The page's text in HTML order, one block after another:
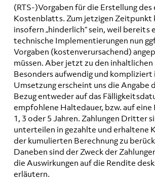
(RTS-)Vorgaben für die Erstellung des
Kostenblatts. Zum jetzigen Zeitpunkt
insofern „hinderlich“ sein, weil bereits
technische Implementierungen nun
Vorgaben (kostenverursachend)
müssen. Aber jetzt zu den inhaltlichen
Besonders aufwendig und kompliziert
Umsetzung erscheint uns die Angabe
Bezug entweder auf das
empfohlene Haltedauer, bzw. auf
1, 3 oder 5 Jahren. Zahlungen Dritter
unterteilen in gezahlte und erhaltene
der kumulierten Berechnung zu
Daneben sind der Zweck der
die Auswirkungen auf die Rendite
erläutern.